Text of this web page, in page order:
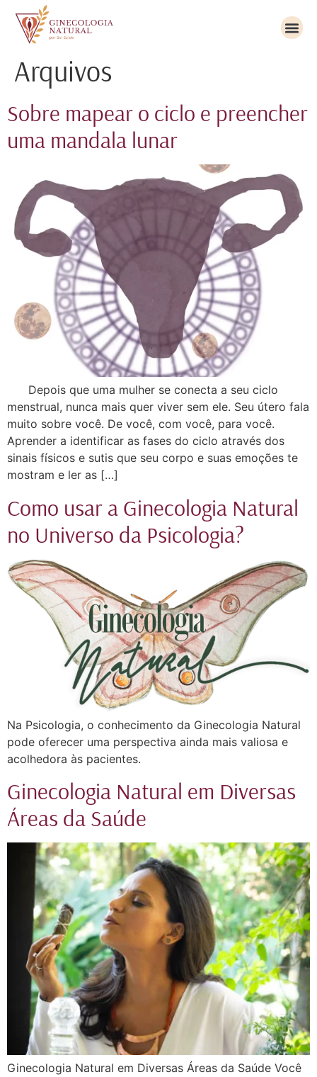
Arquivos
Sobre mapear o ciclo e preencher
uma mandala lunar
Depois que uma mulher se conecta a seu ciclo
menstrual, nunca mais quer viver sem ele. Seu útero fala
muito sobre você. De você, com você, para você.
Aprender a identificar as fases do ciclo através dos
sinais físicos e sutis que seu corpo e suas emoções te
mostram e ler as […]
Como usar a Ginecologia Natural
no Universo da Psicologia?
Na Psicologia, o conhecimento da Ginecologia Natural
pode oferecer uma perspectiva ainda mais valiosa e
acolhedora às pacientes.
Ginecologia Natural em Diversas
Áreas da Saúde
Ginecologia Natural em Diversas Áreas da Saúde Você